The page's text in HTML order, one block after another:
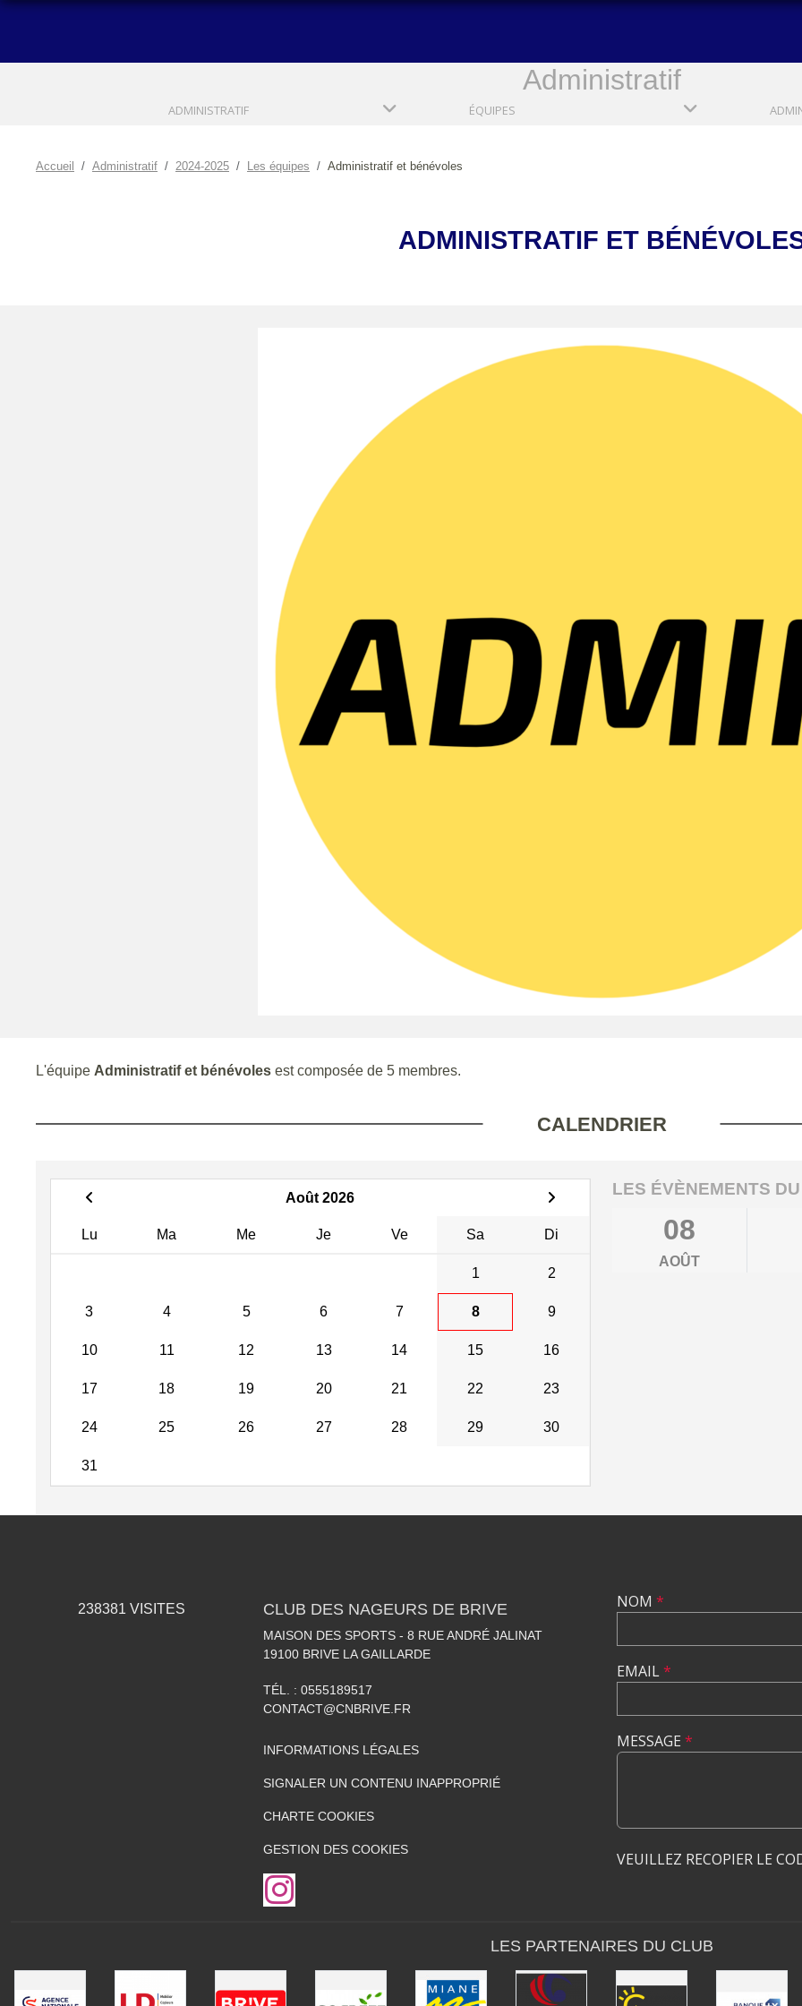
Administratif
ADMINISTRATIF ÉQUIPES
Accueil Administratif 2024-2025 Les équipes Administratif et bénévoles
ADMINISTRATIF ET
L'équipe Administratif et bénévoles est composée de 5 membres.
CALENDRIER
Août 2026
Lu Ma Me Je Ve Sa Di
1 2
3 4 5 6 7 8 9
10 11 12 13 14 15 16
17 18 19 20 21 22 23
24 25 26 27 28 29 30
31
LES ÉVÈNEMENTS
08
AOÛT
238381 VISITES CLUB DES NAGEURS DE BRIVE
MAISON DES SPORTS - 8 RUE ANDRÉ JALINAT
19100 BRIVE LA GAILLARDE
TÉL. : 0555189517
CONTACT@CNBRIVE.FR
INFORMATIONS LÉGALES
SIGNALER UN CONTENU INAPPROPRIÉ
CHARTE COOKIES
GESTION DES COOKIES
NOM *
EMAIL*
MESSAGE *
VEUILLEZ RECOPIER LE
LES PARTENAIRES DU CLUB